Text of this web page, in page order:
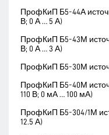
ПрофКиП Б5-44А
В; 0 А … 5 А)
ПрофКиП Б5-43М
В; 0 А … 3 А)
ПрофКиП Б5-30М
ПрофКиП Б5-40М
110 В; 0 мА … 100 мА)
ПрофКиП Б5-304/1М
12.5 А)